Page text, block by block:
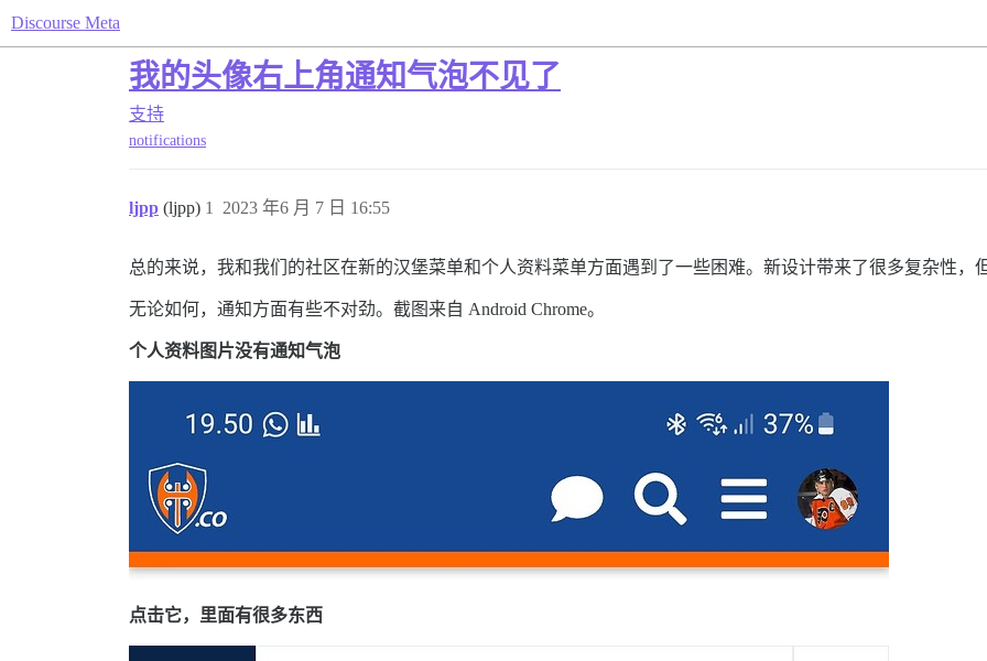
Discourse Meta
我的头像右上角通知气泡不见了
支持
notifications
ljpp (ljpp) 2023 年6 月 7 日 16:55
1
总的来说，我和我们的社区在新的汉堡菜单和个人资料菜单方面遇到了一些困难。新设计带来了很多复杂性，
无论如何，通知方面有些不对劲。截图来自 Android Chrome。
个人资料图片没有通知气泡
点击它，里面有很多东西